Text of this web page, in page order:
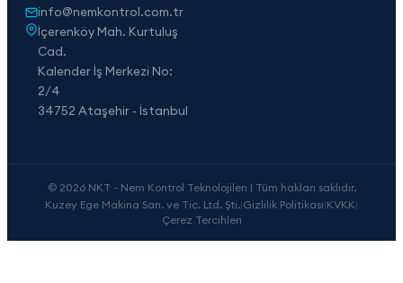
info@nemkontrol.com.tr
İçerenköy Mah. Kurtuluş
Cad.
Kalender İş Merkezi No:
2/4
34752 Ataşehir - İstanbul
© 2026 NKT - Nem Kontrol Teknolojileri | Tüm hakları saklıdır.
Kuzey Ege Makina San. ve Tic. Ltd. Şti.|Gizlilik Politikası|KVKK|
Çerez Tercihleri